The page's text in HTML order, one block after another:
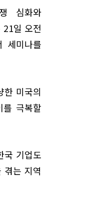
심화와
일 오전
세미나를
한 미국의
극복할
국 기업도
는 지역